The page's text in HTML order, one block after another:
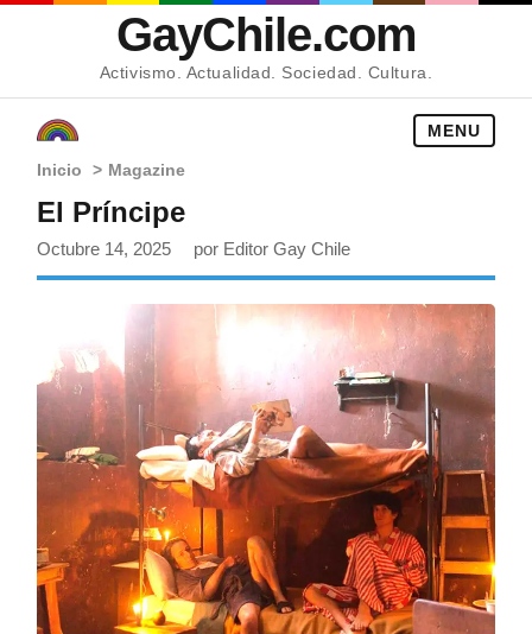
GayChile.com
Activismo. Actualidad. Sociedad. Cultura.
MENU
Inicio > Magazine
El Príncipe
Octubre 14, 2025 por Editor Gay Chile